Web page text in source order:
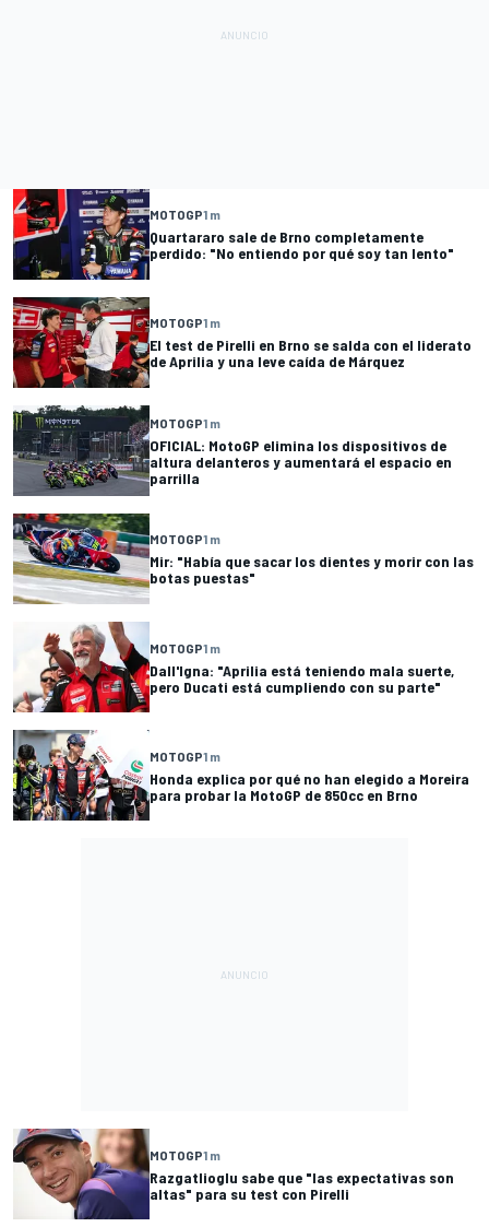
MOTOGP1 m
Quartararo sale de Brno completamente
perdido: "No entiendo por qué soy tan lento"
MOTOGP1 m
El test de Pirelli en Brno se salda con el liderato
de Aprilia y una leve caída de Márquez
MOTOGP1 m
OFICIAL: MotoGP elimina los dispositivos de
altura delanteros y aumentará el espacio en
parrilla
MOTOGP1 m
Mir: "Había que sacar los dientes y morir con las
botas puestas"
MOTOGP1 m
Dall'Igna: "Aprilia está teniendo mala suerte,
pero Ducati está cumpliendo con su parte"
MOTOGP1 m
Honda explica por qué no han elegido a Moreira
para probar la MotoGP de 850cc en Brno
MOTOGP1 m
Razgatlioglu sabe que "las expectativas son
altas" para su test con Pirelli